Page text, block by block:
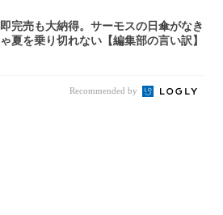
即完売も大納得。サーモスの日傘がなき
ゃ夏を乗り切れない【編集部の言い訳】
Recommended by